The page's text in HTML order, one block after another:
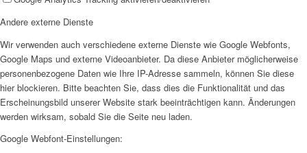
Ortsvereine
Andere externe Dienste
Wir verwenden auch verschiedene externe Dienste wie Google Webfonts,
Google Maps und externe Videoanbieter. Da diese Anbieter möglicherweise
personenbezogene Daten wie Ihre IP-Adresse sammeln, können Sie diese
hier blockieren. Bitte beachten Sie, dass dies die Funktionalität und das
Erscheinungsbild unserer Website stark beeinträchtigen kann. Änderungen
werden wirksam, sobald Sie die Seite neu laden.
Google Webfont-Einstellungen: